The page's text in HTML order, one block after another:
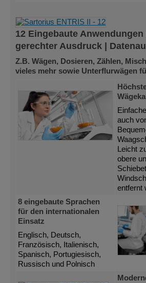
12 Eingebaute Anwendungen
gerechter Ausdruck |
Z.B. Wägen, Dosieren, Zählen,
vieles mehr sowie Unterflurwägen
auch
Leicht
obere
entfernt
8 eingebaute Sprachen
für den internationalen
Einsatz
Englisch, Deutsch,
Französisch, Italienisch,
Spanisch, Portugiesisch,
Russisch und Polnisch